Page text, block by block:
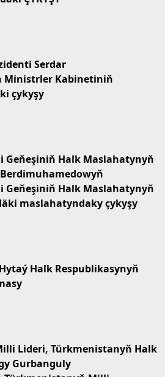
Serdar
Ministrler Kabinetiniň
çykyşy
Halk Maslahatynyň
Halk Maslahatynyň
maslahatyndaky çykyşy
Halk Respublikasynyň
Lideri, Türkmenistanyň Halk
Gurbanguly